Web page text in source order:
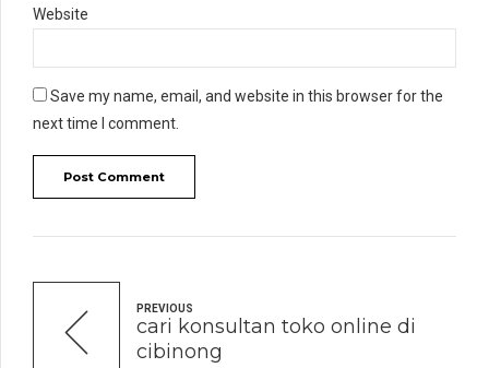
Website
Save my name, email, and website in this browser for the
next time I comment.
Post Comment
PREVIOUS
cari konsultan toko online di
cibinong